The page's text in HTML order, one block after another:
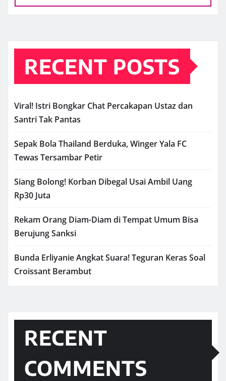
RECENT POSTS
Viral! Istri Bongkar Chat Percakapan Ustaz dan
Santri Tak Pantas
Sepak Bola Thailand Berduka, Winger Yala FC
Tewas Tersambar Petir
Siang Bolong! Korban Dibegal Usai Ambil Uang
Rp30 Juta
Rekam Orang Diam-Diam di Tempat Umum Bisa
Berujung Sanksi
Bunda Erliyanie Angkat Suara! Teguran Keras Soal
Croissant Berambut
RECENT
COMMENTS